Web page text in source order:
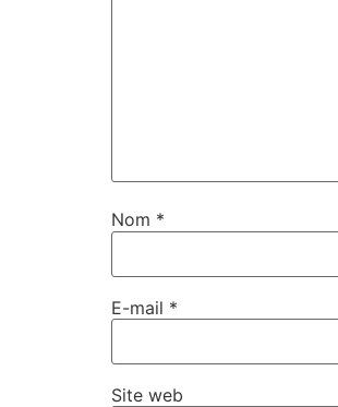
Nom *
E-mail *
Site web